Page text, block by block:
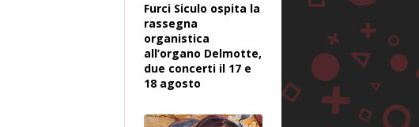
Furci Siculo ospita la
rassegna
organistica
all’organo Delmotte,
due concerti il 17 e
18 agosto